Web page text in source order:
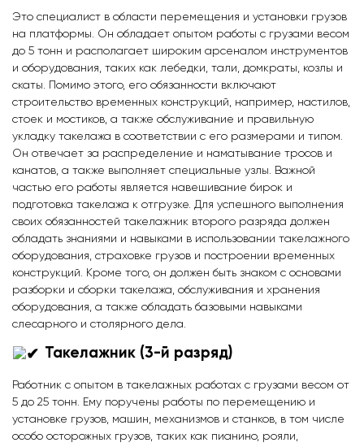
Это специалист в области перемещения и установки грузов
на платформы. Он обладает опытом работы с грузами весом
до 5 тонн и располагает широким арсеналом инструментов
и оборудования, таких как лебедки, тали, домкраты, козлы и
скаты. Помимо этого, его обязанности включают
строительство временных конструкций, например, настилов,
стоек и мостиков, а также обслуживание и правильную
укладку такелажа в соответствии с его размерами и типом.
Он отвечает за распределение и наматывание тросов и
канатов, а также выполняет специальные узлы. Важной
частью его работы является навешивание бирок и
подготовка такелажа к отгрузке. Для успешного выполнения
своих обязанностей такелажник второго разряда должен
обладать знаниями и навыками в использовании такелажного
оборудования, страховке грузов и построении временных
конструкций. Кроме того, он должен быть знаком с основами
разборки и сборки такелажа, обслуживания и хранения
оборудования, а также обладать базовыми навыками
слесарного и столярного дела.
Такелажник (3-й разряд)
Работник с опытом в такелажных работах с грузами весом от
5 до 25 тонн. Ему поручены работы по перемещению и
установке грузов, машин, механизмов и станков, в том числе
особо осторожных грузов, таких как пианино, рояли,